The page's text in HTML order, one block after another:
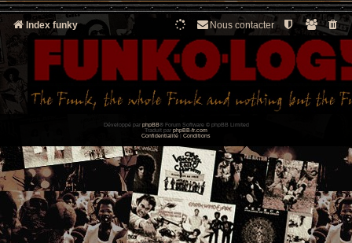
Index funky Nous contacter
Développé par phpBB® Forum Software © phpBB Limited
Traduit par phpBB-fr.com
Confidentialité
Conditions